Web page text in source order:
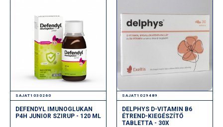
SAJAT1030260
DEFENDYL IMUNOGLUKAN
P4H JUNIOR SZIRUP - 120 ML
SAJAT1029489
DELPHYS D-VITAMIN B6
ÉTREND-KIEGÉSZÍTŐ
TABLETTA - 30X